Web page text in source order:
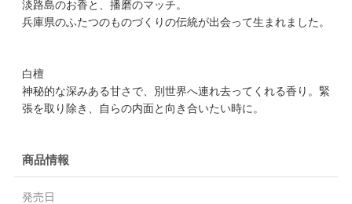
淡路島のお香と、播磨のマッチ。
兵庫県のふたつのものづくりの伝統が出会って生まれました。
白檀
神秘的な深みある甘さで、別世界へ連れ去ってくれる香り。緊
張を取り除き、自らの内面と向き合いたい時に。
商品情報
発売日